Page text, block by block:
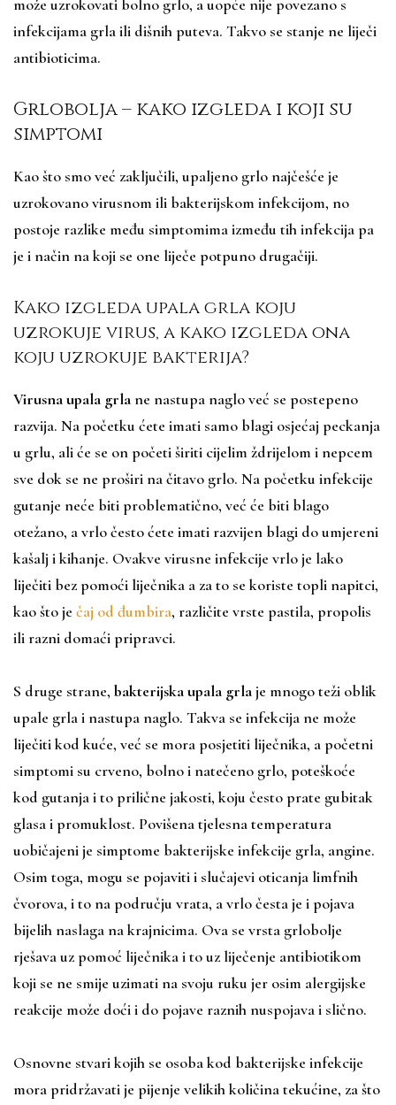
može uzrokovati bolno grlo, a uopće nije povezano s
infekcijama grla ili dišnih puteva. Takvo se stanje ne liječi
antibioticima.
Grlobolja – kako izgleda i koji su
simptomi
Kao što smo već zaključili, upaljeno grlo najčešće je
uzrokovano virusnom ili bakterijskom infekcijom, no
postoje razlike među simptomima između tih infekcija pa
je i način na koji se one liječe potpuno drugačiji.
Kako izgleda upala grla koju
uzrokuje virus, a kako izgleda ona
koju uzrokuje bakterija?
Virusna upala grlane nastupa naglo već se postepeno
razvija. Na početku ćete imati samo blagi osjećaj peckanja
u grlu, ali će se on početi širiti cijelim ždrijelom i nepcem
sve dok se ne proširi na čitavo grlo. Na početku infekcije
gutanje neće biti problematično, već će biti blago
otežano, a vrlo često ćete imati razvijen blagi do umjereni
kašalj i kihanje. Ovakve virusne infekcije vrlo je lako
liječiti bez pomoći liječnika a za to se koriste topli napitci,
kao što je čaj od đumbira, različite vrste pastila, propolis
ili razni domaći pripravci.
S druge strane, bakterijska upala grlaje mnogo teži oblik
upale grla i nastupa naglo. Takva se infekcija ne može
liječiti kod kuće, već se mora posjetiti liječnika, a početni
simptomi su crveno, bolno i natečeno grlo, poteškoće
kod gutanja i to prilične jakosti, koju često prate gubitak
glasa i promuklost. Povišena tjelesna temperatura
uobičajeni je simptome bakterijske infekcije grla, angine.
Osim toga, mogu se pojaviti i slučajevi oticanja limfnih
čvorova, i to na području vrata, a vrlo česta je i pojava
bijelih naslaga na krajnicima. Ova se vrsta grlobolje
rješava uz pomoć liječnika i to uz liječenje antibiotikom
koji se ne smije uzimati na svoju ruku jer osim alergijske
reakcije može doći i do pojave raznih nuspojava i slično.
Osnovne stvari kojih se osoba kod bakterijske infekcije
mora pridržavati je pijenje velikih količina tekućine, za što